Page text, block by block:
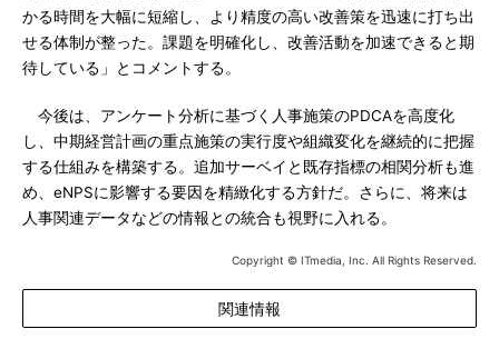
かる時間を大幅に短縮し、より精度の高い改善策を迅速に打ち出
せる体制が整った。課題を明確化し、改善活動を加速できると期
待している」とコメントする。
今後は、アンケート分析に基づく人事施策のPDCAを高度化
し、中期経営計画の重点施策の実行度や組織変化を継続的に把握
する仕組みを構築する。追加サーベイと既存指標の相関分析も進
め、eNPSに影響する要因を精緻化する方針だ。さらに、将来は
人事関連データなどの情報との統合も視野に入れる。
Copyright © ITmedia, Inc. All Rights Reserved.
関連情報